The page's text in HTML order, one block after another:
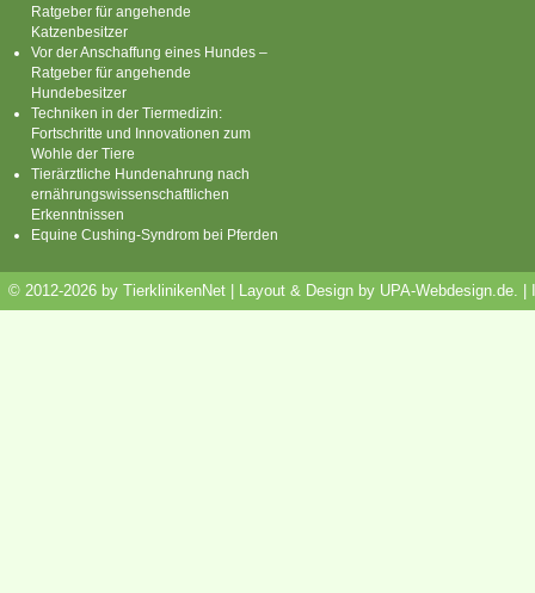
Ratgeber für angehende
Katzenbesitzer
Vor der Anschaffung eines Hundes –
Ratgeber für angehende
Hundebesitzer
Techniken in der Tiermedizin:
Fortschritte und Innovationen zum
Wohle der Tiere
Tierärztliche Hundenahrung nach
ernährungswissenschaftlichen
Erkenntnissen
Equine Cushing-Syndrom bei Pferden
© 2012-2026 by TierklinikenNet | Layout & Design by UPA-Webdesign.de.